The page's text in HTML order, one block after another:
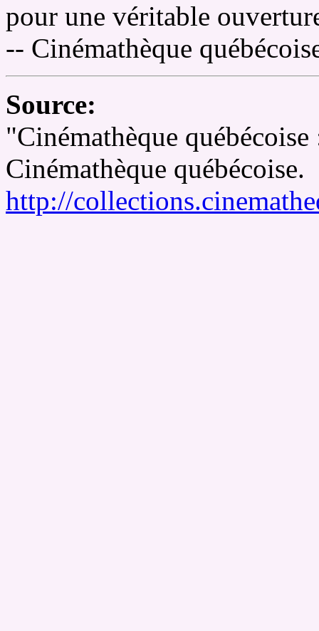
pour une véritable
-- Cinémathèque
Source:
"Cinémathèque
Cinémathèque québécoise.
http://